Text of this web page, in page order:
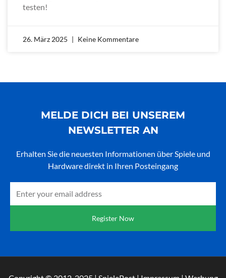
testen!
26. März 2025 Keine Kommentare
MELDE DICH BEI UNSEREM
NEWSLETTER AN
Erhalten Sie die neuesten Informationen über Spiele und
Hardware direkt in Ihren Posteingang
Register Now